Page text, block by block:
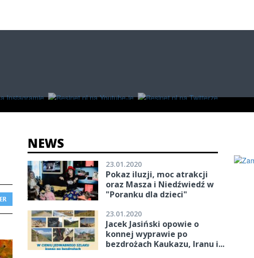
NEWS
23.01.2020
Pokaz iluzji, moc atrakcji
oraz Masza i Niedźwiedź w
"Poranku dla dzieci"
23.01.2020
Jacek Jasiński opowie o
konnej wyprawie po
bezdrożach Kaukazu, Iranu i...